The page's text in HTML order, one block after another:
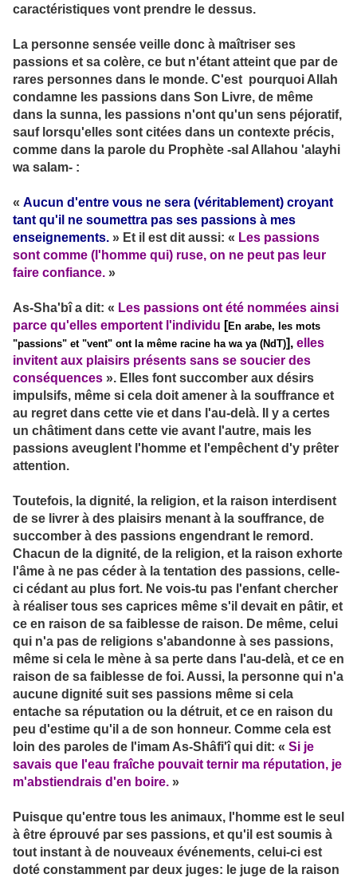
caractéristiques vont prendre le dessus.
La personne sensée veille donc à maîtriser ses
passions et sa colère, ce but n'étant atteint que par de
rares personnes dans le monde. C'est pourquoi Allah
condamne les passions dans Son Livre, de même
dans la sunna, les passions n'ont qu'un sens péjoratif,
sauf lorsqu'elles sont citées dans un contexte précis,
comme dans la parole du Prophète -sal Allahou 'alayhi
wa salam- :
« Aucun d'entre vous ne sera (véritablement) croyant
tant qu'il ne soumettra pas ses passions à mes
enseignements. » Et il est dit aussi: « Les passions
sont comme (l'homme qui) ruse, on ne peut pas leur
faire confiance. »
As-Sha'bî a dit: « Les passions ont été nommées ainsi
parce qu'elles emportent l'individu [En arabe, les mots
"passions" et "vent" ont la même racine ha wa ya (NdT)], elles
invitent aux plaisirs présents sans se soucier des
conséquences ». Elles font succomber aux désirs
impulsifs, même si cela doit amener à la souffrance et
au regret dans cette vie et dans l'au-delà. Il y a certes
un châtiment dans cette vie avant l'autre, mais les
passions aveuglent l'homme et l'empêchent d'y prêter
attention.
Toutefois, la dignité, la religion, et la raison interdisent
de se livrer à des plaisirs menant à la souffrance, de
succomber à des passions engendrant le remord.
Chacun de la dignité, de la religion, et la raison exhorte
l'âme à ne pas céder à la tentation des passions, celle-
ci cédant au plus fort. Ne vois-tu pas l'enfant chercher
à réaliser tous ses caprices même s'il devait en pâtir, et
ce en raison de sa faiblesse de raison. De même, celui
qui n'a pas de religions s'abandonne à ses passions,
même si cela le mène à sa perte dans l'au-delà, et ce en
raison de sa faiblesse de foi. Aussi, la personne qui n'a
aucune dignité suit ses passions même si cela
entache sa réputation ou la détruit, et ce en raison du
peu d'estime qu'il a de son honneur. Comme cela est
loin des paroles de l'imam As-Shâfi'î qui dit: « Si je
savais que l'eau fraîche pouvait ternir ma réputation, je
m'abstiendrais d'en boire. »
Puisque qu'entre tous les animaux, l'homme est le seul
à être éprouvé par ses passions, et qu'il est soumis à
tout instant à de nouveaux événements, celui-ci est
doté constamment par deux juges: le juge de la raison